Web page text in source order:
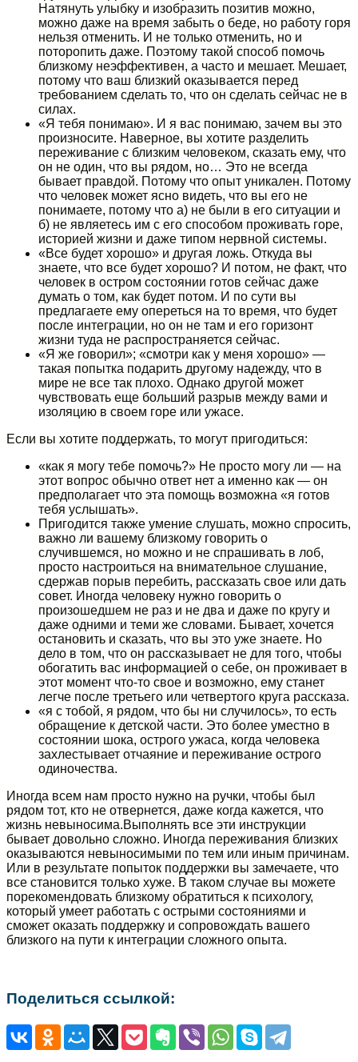
Натянуть улыбку и изобразить позитив можно,
можно даже на время забыть о беде, но работу горя
нельзя отменить. И не только отменить, но и
поторопить даже. Поэтому такой способ помочь
близкому неэффективен, а часто и мешает. Мешает,
потому что ваш близкий оказывается перед
требованием сделать то, что он сделать сейчас не в
силах.
«Я тебя понимаю». И я вас понимаю, зачем вы это
произносите. Наверное, вы хотите разделить
переживание с близким человеком, сказать ему, что
он не один, что вы рядом, но… Это не всегда
бывает правдой. Потому что опыт уникален. Потому
что человек может ясно видеть, что вы его не
понимаете, потому что а) не были в его ситуации и
б) не являетесь им с его способом проживать горе,
историей жизни и даже типом нервной системы.
«Все будет хорошо» и другая ложь. Откуда вы
знаете, что все будет хорошо? И потом, не факт, что
человек в остром состоянии готов сейчас даже
думать о том, как будет потом. И по сути вы
предлагаете ему опереться на то время, что будет
после интеграции, но он не там и его горизонт
жизни туда не распространяется сейчас.
«Я же говорил»; «смотри как у меня хорошо» —
такая попытка подарить другому надежду, что в
мире не все так плохо. Однако другой может
чувствовать еще больший разрыв между вами и
изоляцию в своем горе или ужасе.
Если вы хотите поддержать, то могут пригодиться:
«как я могу тебе помочь?» Не просто могу ли — на
этот вопрос обычно ответ нет а именно как — он
предполагает что эта помощь возможна «я готов
тебя услышать».
Пригодится также умение слушать, можно спросить,
важно ли вашему близкому говорить о
случившемся, но можно и не спрашивать в лоб,
просто настроиться на внимательное слушание,
сдержав порыв перебить, рассказать свое или дать
совет. Иногда человеку нужно говорить о
произошедшем не раз и не два и даже по кругу и
даже одними и теми же словами. Бывает, хочется
остановить и сказать, что вы это уже знаете. Но
дело в том, что он рассказывает не для того, чтобы
обогатить вас информацией о себе, он проживает в
этот момент что-то свое и возможно, ему станет
легче после третьего или четвертого круга рассказа.
«я с тобой, я рядом, что бы ни случилось», то есть
обращение к детской части. Это более уместно в
состоянии шока, острого ужаса, когда человека
захлестывает отчаяние и переживание острого
одиночества.
Иногда всем нам просто нужно на ручки, чтобы был
рядом тот, кто не отвернется, даже когда кажется, что
жизнь невыносима.Выполнять все эти инструкции
бывает довольно сложно. Иногда переживания близких
оказываются невыносимыми по тем или иным причинам.
Или в результате попыток поддержки вы замечаете, что
все становится только хуже. В таком случае вы можете
порекомендовать близкому обратиться к психологу,
который умеет работать с острыми состояниями и
сможет оказать поддержку и сопровождать вашего
близкого на пути к интеграции сложного опыта.
Поделиться ссылкой: